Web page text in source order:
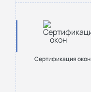
Сертификация окон